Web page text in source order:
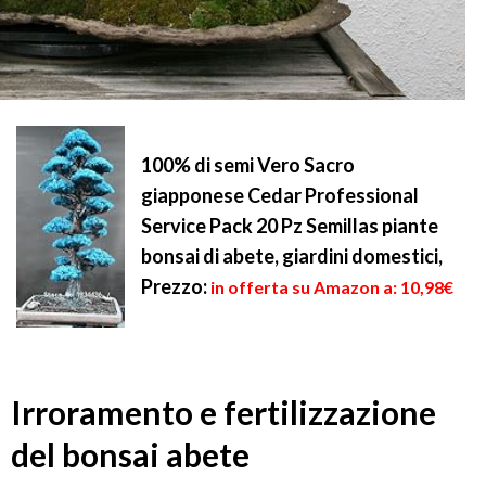
100% di semi Vero Sacro
giapponese Cedar Professional
Service Pack 20 Pz Semillas piante
bonsai di abete, giardini domestici,
Prezzo: in offerta su Amazon a: 10,98€
Irroramento e fertilizzazione
del bonsai abete